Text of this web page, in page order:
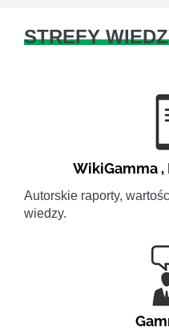
STREFY
WikiGamma ,
Autorskie raporty,
wiedzy.